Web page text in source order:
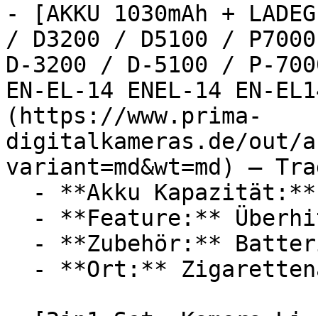
- [AKKU 1030mAh +
/ D3200 / D5100 /
D-3200 / D-5100 / P-
EN-EL-14 ENEL-14 EN-
(https://www.prima-
digitalkameras.de/out/
variant=md&wt=md) —